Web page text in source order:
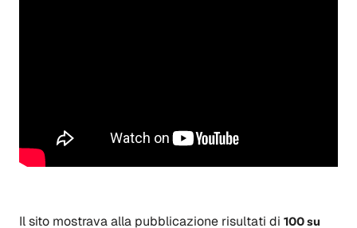
Il sito mostrava alla pubblicazione risultati di 100 su